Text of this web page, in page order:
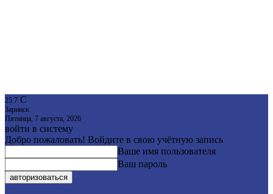
25.7 C
Заринск
Пятница, 7 августа, 2026
войти в систему
Добро пожаловать! Войдите в свою учётную запись
Ваше имя пользователя
Ваш пароль